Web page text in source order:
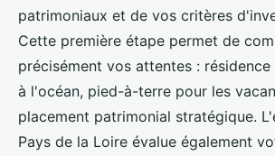
patrimoniaux et de vos critères
Cette première étape permet de
précisément vos attentes :
à l'océan, pied-à-terre pour les
placement patrimonial stratégique.
Pays de la Loire évalue également